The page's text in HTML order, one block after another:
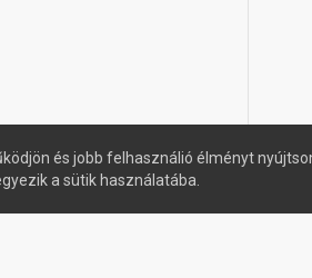
és jobb felhasználió élményt
a sütik használatába.